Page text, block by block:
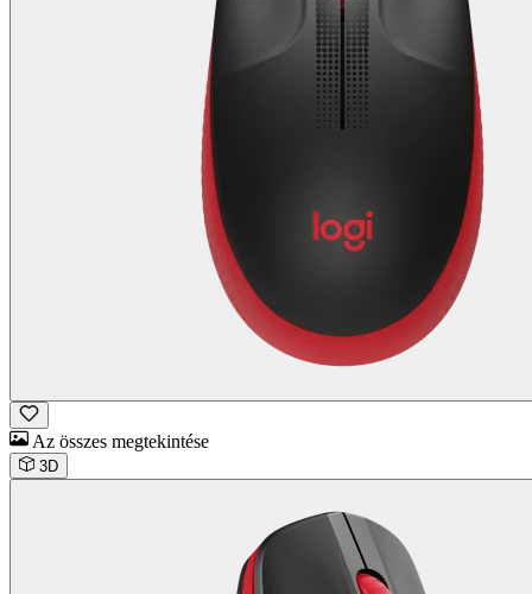
Az összes megtekintése
3D